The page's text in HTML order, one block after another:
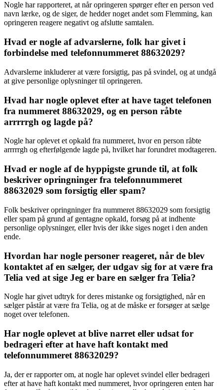
Nogle har rapporteret, at når opringeren spørger efter en person ved
navn lærke, og de siger, de hedder noget andet som Flemming, kan
opringeren reagere negativt og afslutte samtalen.
Hvad er nogle af advarslerne, folk har givet i
forbindelse med telefonnummeret 88632029?
Advarslerne inkluderer at være forsigtig, pas på svindel, og at undgå
at give personlige oplysninger til opringeren.
Hvad har nogle oplevet efter at have taget telefonen
fra nummeret 88632029, og en person råbte
arrrrrgh og lagde på?
Nogle har oplevet et opkald fra nummeret, hvor en person råbte
arrrrrgh og efterfølgende lagde på, hvilket har forundret modtageren.
Hvad er nogle af de hyppigste grunde til, at folk
beskriver opringninger fra telefonnummeret
88632029 som forsigtig eller spam?
Folk beskriver opringninger fra nummeret 88632029 som forsigtig
eller spam på grund af gentagne opkald, forsøg på at indhente
personlige oplysninger, eller hvis der ikke siges noget i den anden
ende.
Hvordan har nogle personer reageret, når de blev
kontaktet af en sælger, der udgav sig for at være fra
Telia ved at sige Jeg er bare en sælger fra Telia?
Nogle har givet udtryk for deres mistanke og forsigtighed, når en
sælger påstår at være fra Telia, og at de måske er forsøger at sælge
noget over telefonen.
Har nogle oplevet at blive narret eller udsat for
bedrageri efter at have haft kontakt med
telefonnummeret 88632029?
Ja, der er rapporter om, at nogle har oplevet svindel eller bedrageri
efter at have haft kontakt med nummeret, hvor opringeren enten har